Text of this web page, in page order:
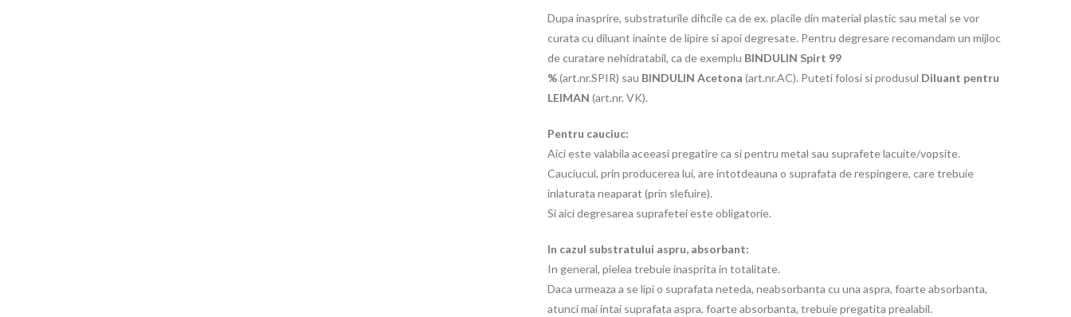
Dupa inasprire, substraturile dificile ca de ex. placile din material plastic sau metal se vor
curata cu diluant inainte de lipire si apoi degresate. Pentru degresare recomandam un mijloc
de curatare nehidratabil, ca de exemplu BINDULIN Spirt 99
%(art.nr.SPIR) sau BINDULIN Acetona (art.nr.AC). Puteti folosi si produsul Diluant pentru
LEIMAN (art.nr. VK).
Pentru cauciuc:
Aici este valabila aceeasi pregatire ca si pentru metal sau suprafete lacuite/vopsite.
Cauciucul, prin producerea lui, are intotdeauna o suprafata de respingere, care trebuie
inlaturata neaparat (prin slefuire).
Si aici degresarea suprafetei este obligatorie.
In cazul substratului aspru, absorbant:
In general, pielea trebuie inasprita in totalitate.
Daca urmeaza a se lipi o suprafata neteda, neabsorbanta cu una aspra, foarte absorbanta,
atunci mai intai suprafata aspra, foarte absorbanta, trebuie pregatita prealabil.